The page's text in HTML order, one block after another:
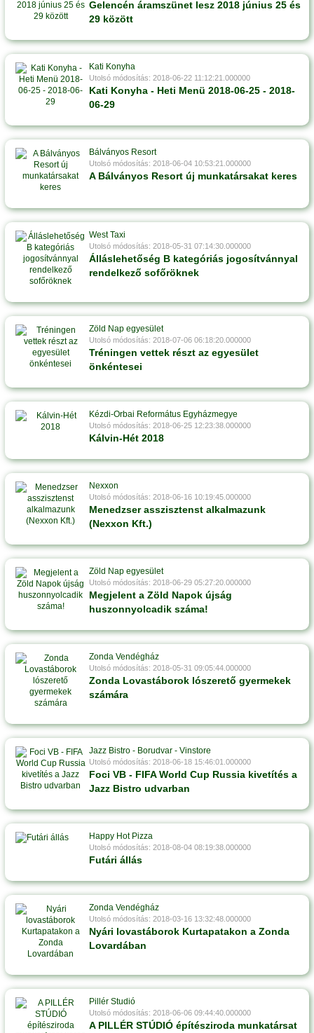
Gelencén áramszünet lesz 2018 június 25 és
29 között
Kati Konyha
Utolsó módosítás: 2018-06-22 11:12:21.000000
Kati Konyha - Heti Menü 2018-06-25 - 2018-
06-29
Bálványos Resort
Utolsó módosítás: 2018-06-04 10:53:21.000000
A Bálványos Resort új munkatársakat keres
West Taxi
Utolsó módosítás: 2018-05-31 07:14:30.000000
Álláslehetőség B kategóriás jogosítvánnyal
rendelkező sofőröknek
Zöld Nap egyesület
Utolsó módosítás: 2018-07-06 06:18:20.000000
Tréningen vettek részt az egyesület
önkéntesei
Kézdi-Orbai Református Egyházmegye
Utolsó módosítás: 2018-06-25 12:23:38.000000
Kálvin-Hét 2018
Nexxon
Utolsó módosítás: 2018-06-16 10:19:45.000000
Menedzser asszisztenst alkalmazunk
(Nexxon Kft.)
Zöld Nap egyesület
Utolsó módosítás: 2018-06-29 05:27:20.000000
Megjelent a Zöld Napok újság
huszonnyolcadik száma!
Zonda Vendégház
Utolsó módosítás: 2018-05-31 09:05:44.000000
Zonda Lovastáborok lószerető gyermekek
számára
Jazz Bistro - Borudvar - Vinstore
Utolsó módosítás: 2018-06-18 15:46:01.000000
Foci VB - FIFA World Cup Russia kivetítés a
Jazz Bistro udvarban
Happy Hot Pizza
Utolsó módosítás: 2018-08-04 08:19:38.000000
Futári állás
Zonda Vendégház
Utolsó módosítás: 2018-03-16 13:32:48.000000
Nyári lovastáborok Kurtapatakon a Zonda
Lovardában
Pillér Studió
Utolsó módosítás: 2018-06-06 09:44:40.000000
A PILLÉR STÚDIÓ építésziroda munkatársat